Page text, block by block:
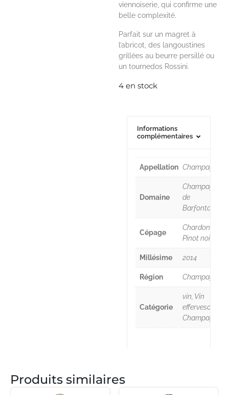
viennoiserie, qui confirme une
belle complexité.
Parfait sur un magret à
l’abricot, des langoustines
grillées au beurre persillé ou
un tournedos Rossini.
4 en stock
Informations
complémentaires
Appellation Champagne
Domaine
Champagne
de
Barfontarc
Cépage
Chardonnay,
Pinot noir
Millésime 2014
Région Champagne
Catégorie
vin, Vin
effervescent,
Champagne
Produits similaires